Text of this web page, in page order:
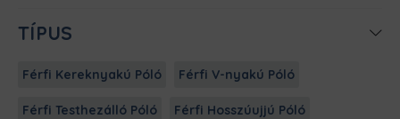
TÍPUS
Férfi Kereknyakú Póló Férfi V-nyakú Póló
Férfi Testhezálló Póló Férfi Hosszúujjú Póló